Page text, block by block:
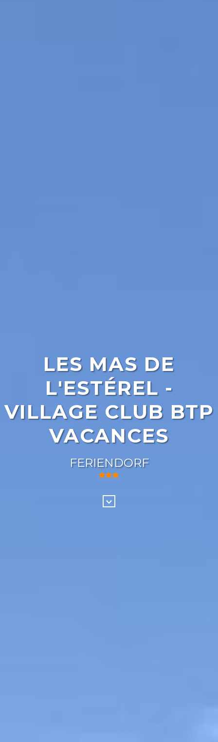
LES MAS DE
L'ESTÉREL -
VILLAGE CLUB BTP
VACANCES
FERIENDORF